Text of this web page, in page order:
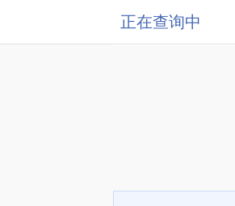
正在查询中